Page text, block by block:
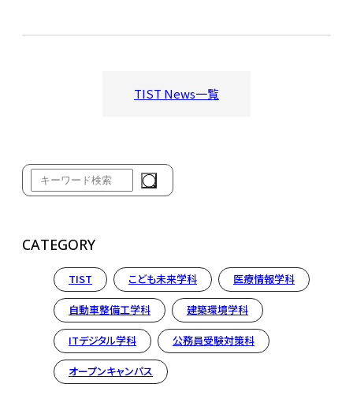
TIST News一覧
CATEGORY
TIST こども未来学科 医療情報学科
自動車整備工学科 建築環境学科
ITデジタル学科 公務員受験対策科
オープンキャンパス